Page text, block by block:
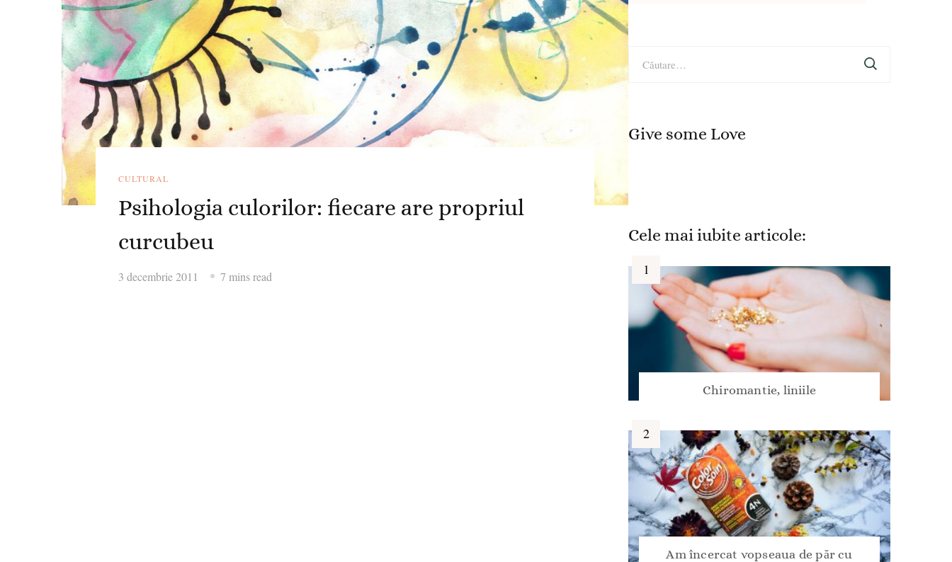
CULTURAL
Psihologia culorilor: fiecare are propriul
curcubeu
3 decembrie 2011 7 mins read
după:
Give some Love
Cele mai iubite articole:
Chiromantie, liniile
Am încercat vopseaua de păr cu